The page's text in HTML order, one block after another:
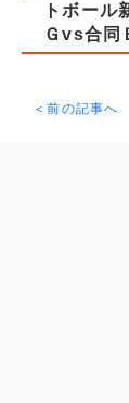
トボール
Ｇvs合同
＜前の記事へ